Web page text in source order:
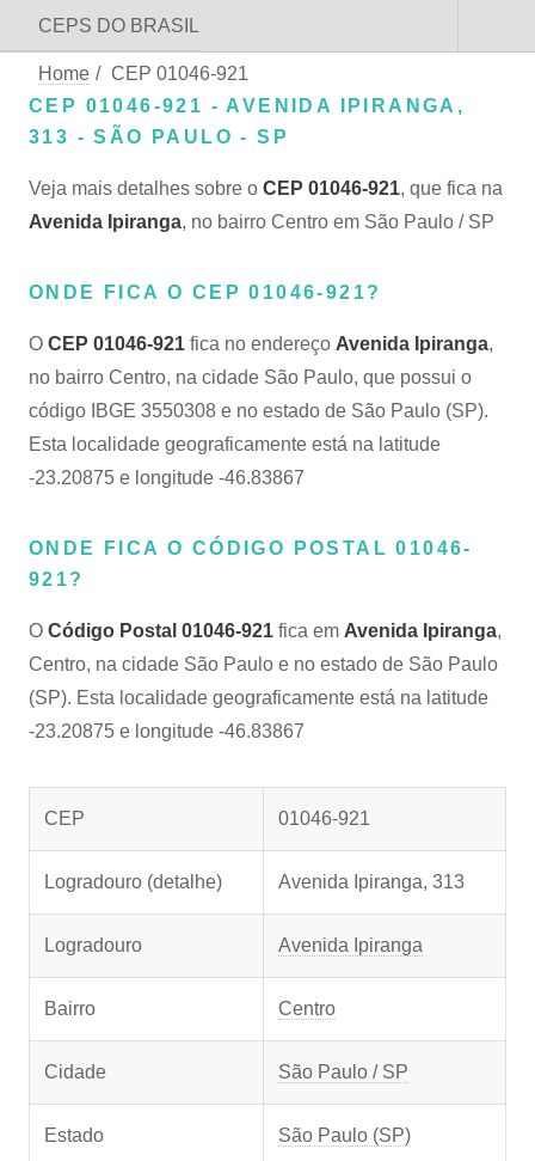
CEPS DO BRASIL
Home / CEP 01046-921
CEP 01046-921 - AVENIDA IPIRANGA,
313 - SÃO PAULO - SP
Veja mais detalhes sobre o CEP 01046-921, que fica na
Avenida Ipiranga, no bairro Centro em São Paulo / SP
ONDE FICA O CEP 01046-921?
O CEP 01046-921 fica no endereço Avenida Ipiranga,
no bairro Centro, na cidade São Paulo, que possui o
código IBGE 3550308 e no estado de São Paulo (SP).
Esta localidade geograficamente está na latitude
-23.20875 e longitude -46.83867
ONDE FICA O CÓDIGO POSTAL 01046-
921?
O Código Postal 01046-921 fica em Avenida Ipiranga,
Centro, na cidade São Paulo e no estado de São Paulo
(SP). Esta localidade geograficamente está na latitude
-23.20875 e longitude -46.83867
CEP 01046-921
Logradouro (detalhe) Avenida Ipiranga, 313
Logradouro Avenida Ipiranga
Bairro Centro
Cidade São Paulo / SP
Estado São Paulo (SP)